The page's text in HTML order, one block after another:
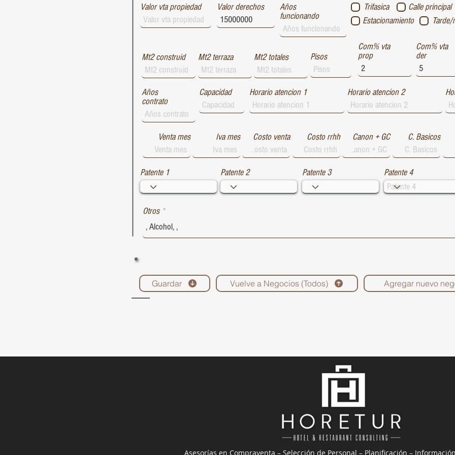
Valor vta propiedad Valor derechos
Años
funcionando
Trifasica Calle principal
Estacionamiento
Mt2 construid Mt2 terraza Mt2 totales Pisos
Com% vta
prop
Com% vta
der
Años
contrato
Capacidad Horario atencion 1 Horario atencion 2
Venta mes Iva mes Costo venta Costo rrhh Canon + GC C. Basicos
Patente 1 Patente 2 Patente 3 Patente 4
Otros
Guardar Vuelve a Negocios (Todos) Agregar nuevo
1729
1728
1727
Asesorías en Compraventa – Selección de Personal – Planificación –